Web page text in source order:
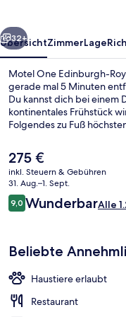
Weiter
32+
ÜbersichtZimmerLage
Motel One Edinburgh-
gerade mal 5 Minuten
Du kannst dich bei einem
kontinentales Frühstück
Folgendes zu Fuß
hilfsbereite Personal und
nur einen kurzen
entfernt: Zur U-Bahn läuft
St Andrew Square) bzw. 8
Street).
Der
aktuelle
Preis
beträgt
275 €.
275 €
inkl. Steuern & Gebühren
31. Aug.–1. Sept.
Bewertungen
9,09,0 von 10.
WunderbarAlle
Beliebte
Haustiere erlaubt
Restaurant